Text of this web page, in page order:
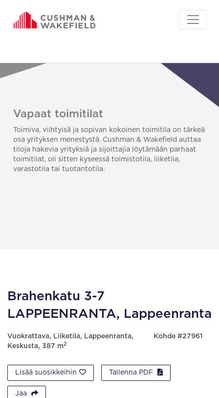
Vapaat toimitilat
Toimiva, viihtyisä ja sopivan kokoinen toimitila on tärkeä
osa yrityksen menestystä. Cushman & Wakefield auttaa
tiloja hakevia yrityksiä ja sijoittajia löytämään parhaat
toimitilat, oli sitten kyseessä toimistotila, liiketila,
varastotila tai tuotantotila.
Brahenkatu 3-7
LAPPEENRANTA, Lappeenranta
Vuokrattava, Liiketila, Lappeenranta,
Keskusta, 387 m2
Kohde #27961
Lisää suosikkeihin Tallenna PDF
Jaa